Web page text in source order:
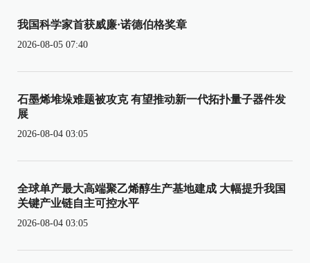
我国科学家首获威廉·诺德伯格奖章
2026-08-05 07:40
石墨烯堆垛难题被攻克 有望推动新一代拓扑量子器件发
展
2026-08-04 03:05
全球单产最大高端聚乙烯醇生产基地建成 大幅提升我国
关键产业链自主可控水平
2026-08-04 03:05